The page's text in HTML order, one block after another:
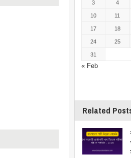
« Feb
3 4
10 11
17 18
24 25
31
Related